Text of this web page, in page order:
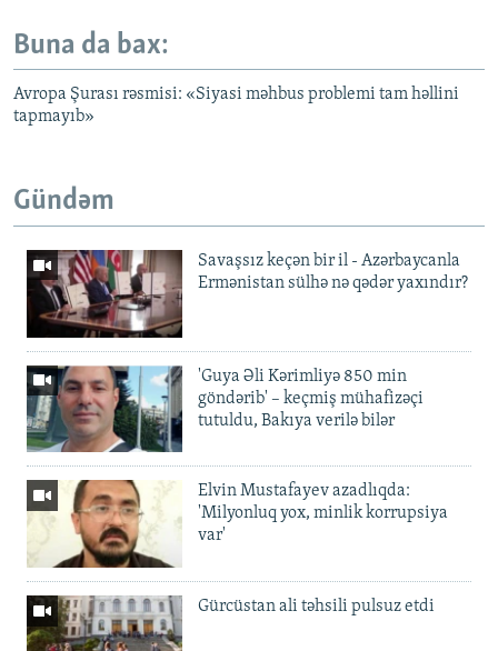
Buna da bax:
Avropa Şurası rəsmisi: «Siyasi məhbus problemi tam həllini
tapmayıb»
Gündəm
Savaşsız keçən bir il - Azərbaycanla
Ermənistan sülhə nə qədər yaxındır?
'Guya Əli Kərimliyə 850 min
göndərib' – keçmiş mühafizəçi
tutuldu, Bakıya verilə bilər
Elvin Mustafayev azadlıqda:
'Milyonluq yox, minlik korrupsiya
var'
Gürcüstan ali təhsili pulsuz etdi